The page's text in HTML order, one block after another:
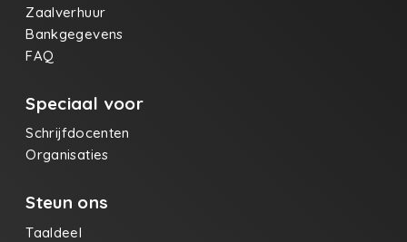
Zaalverhuur
Bankgegevens
FAQ
Speciaal voor
Schrijfdocenten
Organisaties
Steun ons
Taaldeel